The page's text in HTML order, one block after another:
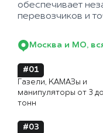
обеспечивает
перевозчиков и
Москва и МО,
#01
Газели, КАМАЗы и
манипуляторы от 3
тонн
#03